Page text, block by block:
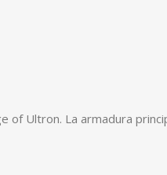
of Ultron. La armadura